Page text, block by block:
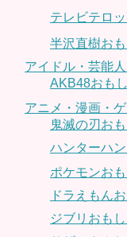
テレビテロ
半沢直樹お
アイドル・芸能
AKB48おも
アニメ・漫画・
鬼滅の刃お
ハンターハ
ポケモンお
ドラえもん
ジブリおも